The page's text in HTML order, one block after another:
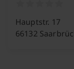
Hauptstr. 17
66132